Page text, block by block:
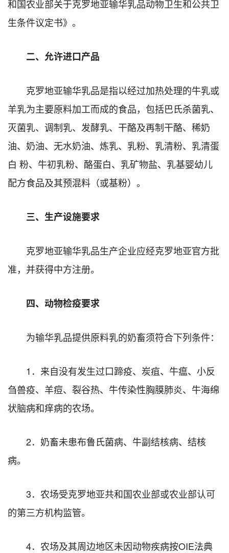
和国农业部关于克罗地亚输华乳品动物卫生和公共卫
生条件议定书》。
二、允许进口产品
克罗地亚输华乳品是指以经过加热处理的牛乳或
羊乳为主要原料加工而成的食品，包括巴氏杀菌乳、
灭菌乳、调制乳、发酵乳、干酪及再制干酪、稀奶
油、奶油、无水奶油、炼乳、乳粉、乳清粉、乳清蛋
白 粉、牛初乳粉、酪蛋白、乳矿物盐、乳基婴幼儿
配方食品及其预混料（或基粉）。
三、生产设施要求
克罗地亚输华乳品生产企业应经克罗地亚官方批
准，并获得中方注册。
四、动物检疫要求
为输华乳品提供原料乳的奶畜须符合下列条件：
1．来自没有发生过口蹄疫、炭疽、牛瘟、小反
刍兽疫、羊痘、裂谷热、牛传染性胸膜肺炎、牛海绵
状脑病和痒病的农场。
2．奶畜未患布鲁氏菌病、牛副结核病、结核
病。
3．农场受克罗地亚共和国农业部或农业部认可
的第三方机构监管。
4．农场及其周边地区未因动物疾病按OIE法典